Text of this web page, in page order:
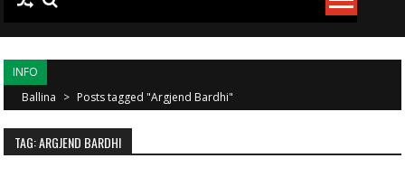
INFO
Ballina > Posts tagged "Argjend Bardhi"
TAG: ARGJEND BARDHI